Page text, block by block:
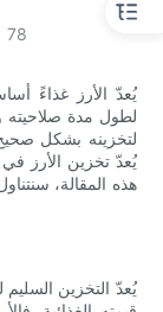
78
يُعدّ الأرز غذاءً
لطول مدة صلاحيته
لتخزينه بشكل
يُعدّ تخزين الأرز في
هذه المقالة،
يُعدّ التخزين